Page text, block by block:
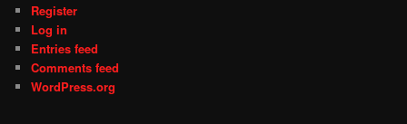
Register
Log in
Entries feed
Comments feed
WordPress.org